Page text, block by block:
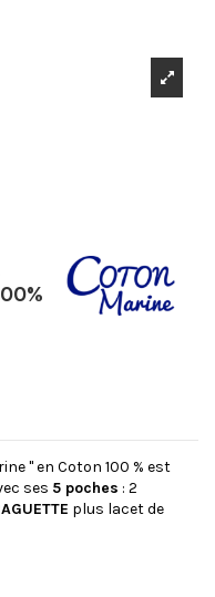
" en Coton 100 % est
ses 5 poches : 2
plus lacet de